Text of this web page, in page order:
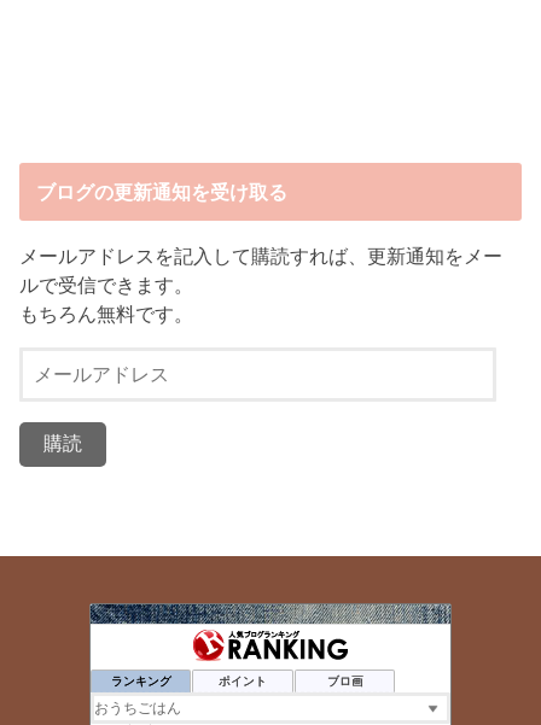
ブログの更新通知を受け取る
メールアドレスを記入して購読すれば、更新通知をメー
ルで受信できます。
もちろん無料です。
ル
ランキング ポイント ブロ画
いらっしゃい！わが家のガレージcafeへ
ゆりなんLIFE
322位 貧乏な闘病日記 - 楽天ブログ
323位 人工肉 | 未来の食